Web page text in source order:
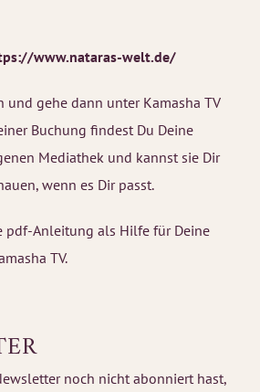
www.nataras-welt.de/
und gehe dann unter Kamasha TV
Buchung findest Du Deine
Mediathek und kannst sie Dir
wenn es Dir passt.
pdf-Anleitung als Hilfe für Deine
TV.
noch nicht abonniert hast,